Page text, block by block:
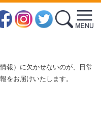
報）に欠かせないのが、日常
をお届けいたします。